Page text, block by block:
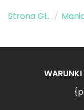
Strona Główna /
WARUNKI